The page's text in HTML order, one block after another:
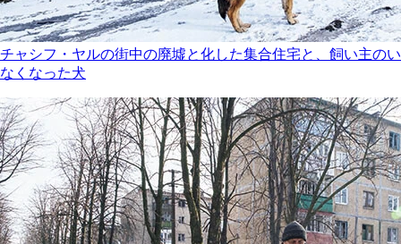
チャシフ・ヤルの街中の廃墟と化した集合住宅と、飼い主のい
なくなった犬